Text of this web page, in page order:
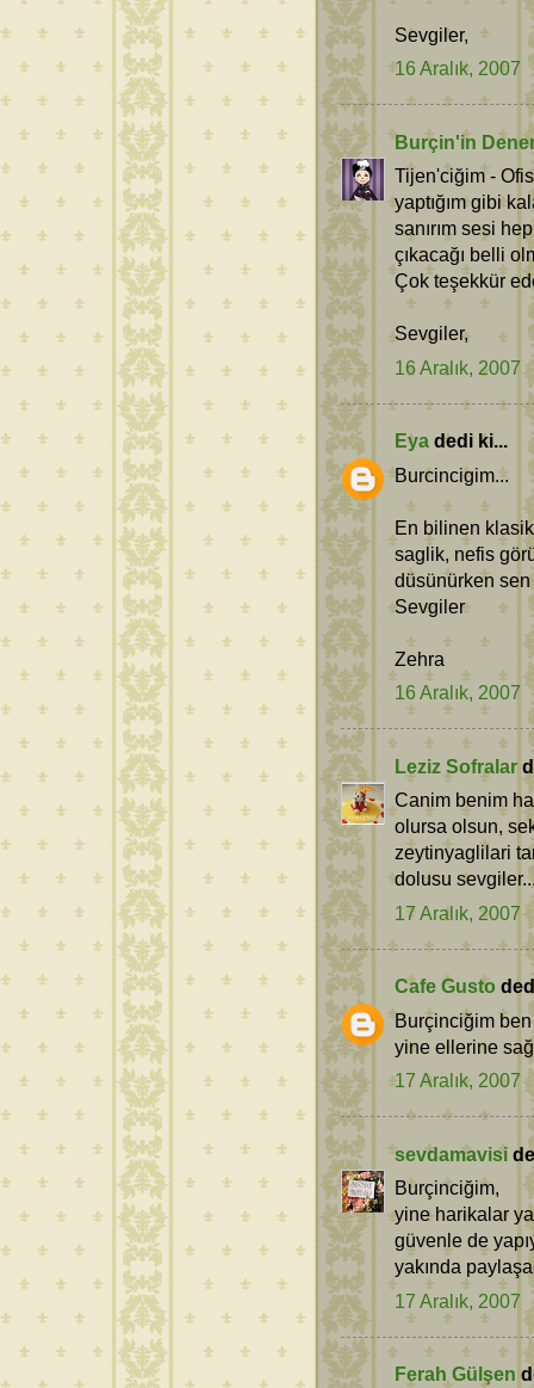
Sevgiler,
16 Aralık, 2007
Burçin'in
Tijen'ciğim -
yaptığım gibi
sanırım sesi
çıkacağı belli
Çok teşekkür
Sevgiler,
16 Aralık, 2007
Eya dedi ki...
Burcincigim...
En bilinen
saglik, nefis
düsünürken
Sevgiler
Zehra
16 Aralık, 2007
Leziz Sofralar
Canim benim
olursa olsun,
zeytinyaglilari
dolusu
17 Aralık, 2007
Cafe Gusto
Burçinciğim
yine ellerine
17 Aralık, 2007
sevdamavisi
Burçinciğim,
yine harikalar
güvenle de
yakında
17 Aralık, 2007
Ferah Gülşen